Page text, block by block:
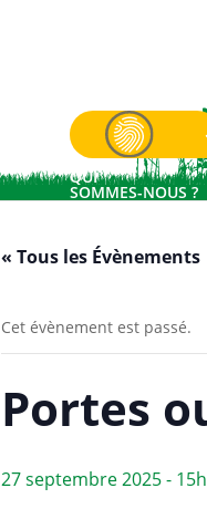
QUI
SOMMES-NOUS ?
« Tous les Évènements
Cet évènement est passé.
Portes
27 septembre 2025 -